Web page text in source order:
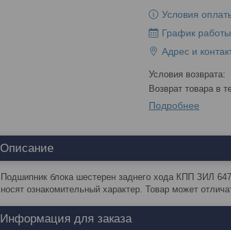
Условия
График работы
Адрес и
возврат товара в
Подробнее
Описание
Подшипник блока шестерен заднего хода КПП ЗИЛ
носят ознакомительный характер. Товар может
Информация для заказа